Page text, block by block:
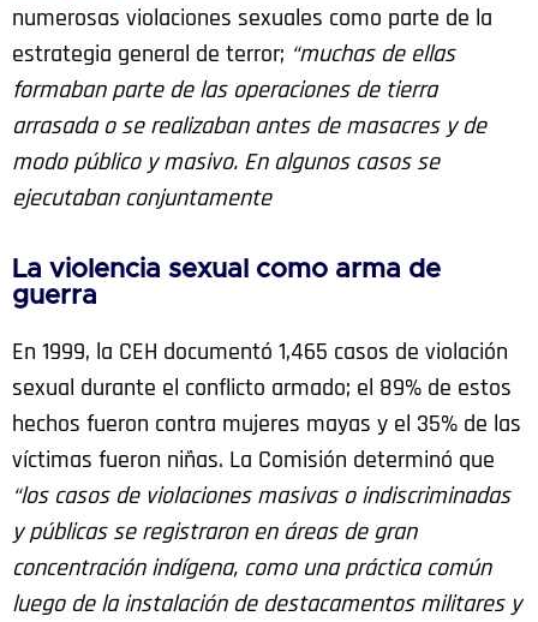
numerosas violaciones sexuales como parte de la
estrategia general de terror; “muchas de ellas
formaban parte de las operaciones de tierra
arrasada o se realizaban antes de masacres y de
modo público y masivo. En algunos casos se
ejecutaban conjuntamente
La violencia sexual como arma de
guerra
En 1999, la CEH documentó 1,465 casos de violación
sexual durante el conflicto armado; el 89% de estos
hechos fueron contra mujeres mayas y el 35% de las
víctimas fueron niñas. La Comisión determinó que
“los casos de violaciones masivas o indiscriminadas
y públicas se registraron en áreas de gran
concentración indígena, como una práctica común
luego de la instalación de destacamentos militares y